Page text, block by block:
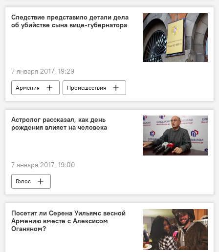
Следствие представило детали дела
об убийстве сына вице-губернатора
7 января 2017, 19:29
Армения Происшествия
Астролог рассказал, как день
рождения влияет на человека
7 января 2017, 19:00
Голос
Посетит ли Серена Уильямс весной
Армению вместе с Алексисом
Оганяном?